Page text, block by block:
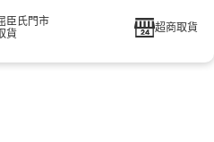
臣氏門市
貨
超商取貨